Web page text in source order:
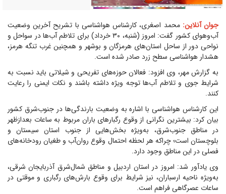
جوان آنلاین: محمد اصغری، کارشناس هواشناسی با تشریح آخرین وضعیت
آب‌وهوای کشور گفت: امروز (شنبه، ۳۰ خرداد) برای تلاطم آب‌ها در سواحل و
نواحی دور از ساحل استان‌های هرمزگان و بوشهر و همچنین غرب تنگه هرمز،
هشدار هواشناسی سطح زرد صادر شده است.
به گزارش مهر، وی افزود: فعالان حوزه‌های تفریحی و شیلاتی باید نسبت به
شرایط جوی و تلاطم آب‌ها توجه ویژه داشته باشند و نکات ایمنی را رعایت
کنند.
این کارشناس هواشناسی با اشاره به وضعیت بارندگی‌ها در جنوب‌شرق کشور
بیان کرد: بیشترین نگرانی از وقوع رگبارهای باران مربوط به ساعات بعدازظهر
در مناطق جنوب‌شرق، به‌ویژه بخش‌هایی از جنوب استان سیستان و
بلوچستان است؛ چراکه هر لحظه احتمال وقوع روان‌آب و طغیان رودخانه‌های
فصلی در این مناطق وجود دارد.
وی یادآور شد: امروز در استان اردبیل و مناطق شمال‌شرق آذربایجان شرقی،
به‌ویژه ناحیه ارسباران، نیز شرایط برای وقوع بارش‌های رگباری و موقتی در
ساعات عصرگاهی فراهم است.